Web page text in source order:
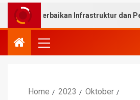
Infrastruktur dan Penyebaran
Home 2023
Oktober